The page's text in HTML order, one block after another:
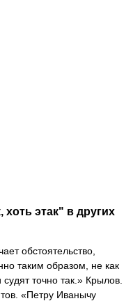
хоть этак" в других
обстоятельство,
таким образом, не как
точно так.» Крылов.
«Петру Иванычу